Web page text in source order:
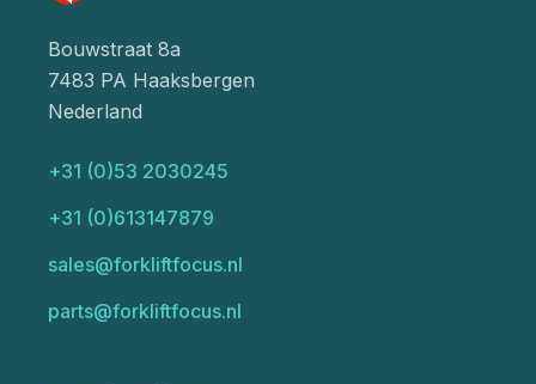
Bouwstraat 8a
7483 PA Haaksbergen
Nederland
+31 (0)53 2030245
+31 (0)613147879
sales@forkliftfocus.nl
parts@forkliftfocus.nl